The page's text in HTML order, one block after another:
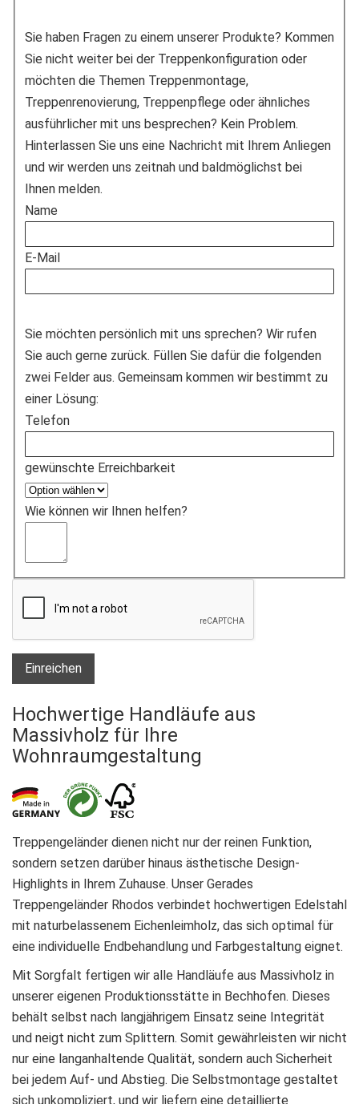
Sie haben Fragen zu einem unserer Produkte? Kommen
Sie nicht weiter bei der Treppenkonfiguration oder
möchten die Themen Treppenmontage,
Treppenrenovierung, Treppenpflege oder ähnliches
ausführlicher mit uns besprechen? Kein Problem.
Hinterlassen Sie uns eine Nachricht mit Ihrem Anliegen
und wir werden uns zeitnah und baldmöglichst bei
Ihnen melden.
Name
E-Mail
Sie möchten persönlich mit uns sprechen? Wir rufen
Sie auch gerne zurück. Füllen Sie dafür die folgenden
zwei Felder aus. Gemeinsam kommen wir bestimmt zu
einer Lösung:
Telefon
gewünschte Erreichbarkeit
Wie können wir Ihnen helfen?
Einreichen
Hochwertige Handläufe aus
Massivholz für Ihre
Wohnraumgestaltung
Treppengeländer dienen nicht nur der reinen Funktion,
sondern setzen darüber hinaus ästhetische Design-
Highlights in Ihrem Zuhause. Unser Gerades
Treppengeländer Rhodos verbindet hochwertigen Edelstahl
mit naturbelassenem Eichenleimholz, das sich optimal für
eine individuelle Endbehandlung und Farbgestaltung eignet.
Mit Sorgfalt fertigen wir alle Handläufe aus Massivholz in
unserer eigenen Produktionsstätte in Bechhofen. Dieses
behält selbst nach langjährigem Einsatz seine Integrität
und neigt nicht zum Splittern. Somit gewährleisten wir nicht
nur eine langanhaltende Qualität, sondern auch Sicherheit
bei jedem Auf- und Abstieg. Die Selbstmontage gestaltet
sich unkompliziert, und wir liefern eine detaillierte